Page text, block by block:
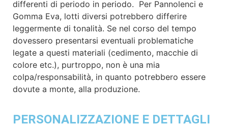
differenti di periodo in periodo. Per Pannolenci e
Gomma Eva, lotti diversi potrebbero differire
leggermente di tonalità. Se nel corso del tempo
dovessero presentarsi eventuali problematiche
legate a questi materiali (cedimento, macchie di
colore etc.), purtroppo, non è una mia
colpa/responsabilità, in quanto potrebbero essere
dovute a monte, alla produzione.
PERSONALIZZAZIONE E DETTAGLI